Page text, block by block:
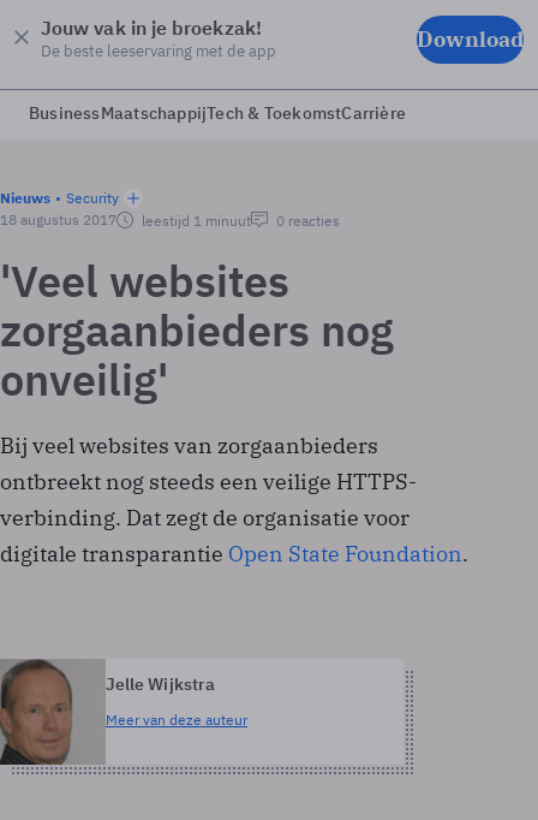
Jouw vak in je broekzak!
De beste leeservaring met de app Download
BusinessMaatschappijTech & ToekomstCarrière
Nieuws
Security
18 augustus 2017
leestijd 1 minuut 0 reacties
'Veel websites
zorgaanbieders nog
onveilig'
Bij veel websites van zorgaanbieders
ontbreekt nog steeds een veilige HTTPS-
verbinding. Dat zegt de organisatie voor
digitale transparantie Open State Foundation.
Jelle Wijkstra
Meer van deze auteur